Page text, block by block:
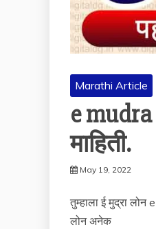
Marathi Article
e mudra
माहिती.
May 19, 2022
तुम्हाला ई मुद्रा
लोन अनेक